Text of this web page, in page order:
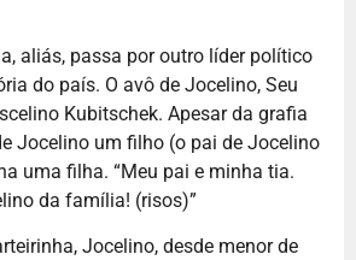
aliás, passa por outro líder político
do país. O avô de Jocelino, Seu
Kubitschek. Apesar da grafia
Jocelino um filho (o pai de Jocelino
uma filha. “Meu pai e minha tia.
da família! (risos)”
Jocelino, desde menor de